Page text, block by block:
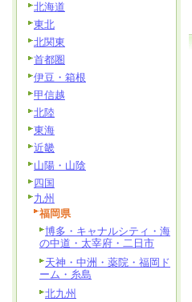
北海道
東北
北関東
首都圏
伊豆・箱根
甲信越
北陸
東海
近畿
山陽・山陰
四国
九州
福岡県
博多・キャナルシティ・海
の中道・太宰府・二日市
天神・中洲・薬院・福岡ド
ーム・糸島
北九州